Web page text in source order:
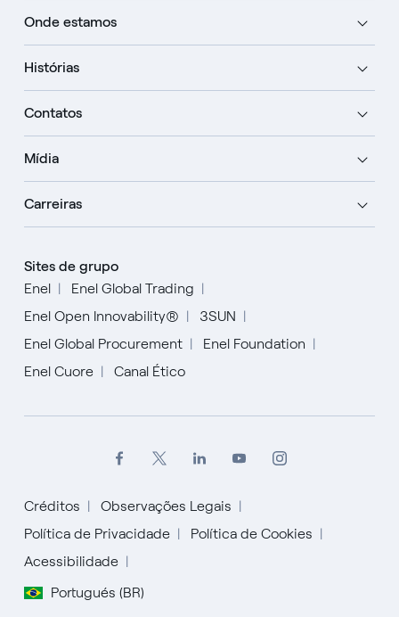
Onde estamos
Histórias
Contatos
Mídia
Carreiras
Sites de grupo
Enel
Enel Global Trading
Enel Open Innovability®
3SUN
Enel Global Procurement
Enel Foundation
Enel Cuore
Canal Ético
Créditos
Observações Legais
Política de Privacidade
Política de Cookies
Acessibilidade
Portugués (BR)
English
Español